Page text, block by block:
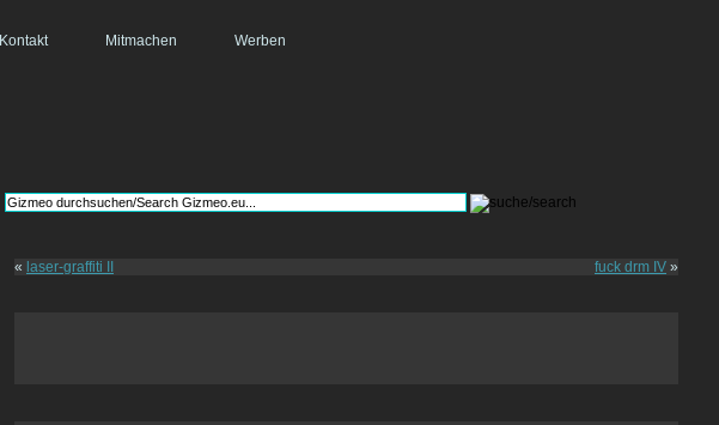
Kontakt Mitmachen Werben
« laser-graffiti II fuck drm IV »